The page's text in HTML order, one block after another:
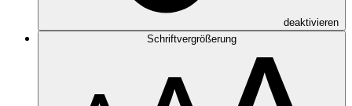
deaktivieren
Schriftvergrößerung